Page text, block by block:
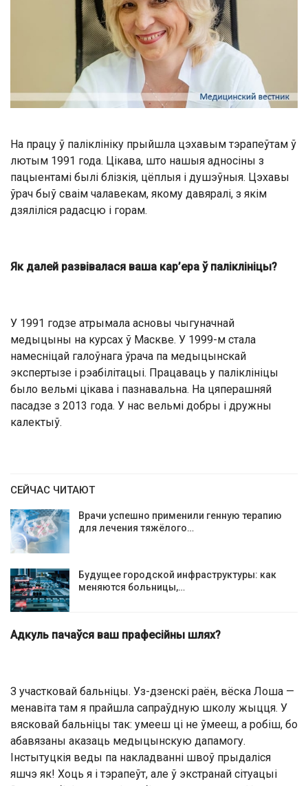
На працу ў паліклініку прыйшла цэхавым тэрапеўтам ў
лютым 1991 года. Цікава, што нашыя адносіны з
пацыентамі былі блізкія, цёплыя і душэўныя. Цэхавы
ўрач быў сваім чалавекам, якому давяралі, з якім
дзяліліся радасцю і горам.
Як далей развівалася ваша кар’ера ў паліклініцы?
У 1991 годзе атрымала асновы чыгуначнай
медыцыны на курсах ў Маскве. У 1999-м стала
намесніцай галоўнага ўрача па медыцынскай
экспертызе і рэабілітацыі. Працаваць у паліклініцы
было вельмі цікава і пазнавальна. На цяперашняй
пасадзе з 2013 года. У нас вельмі добры і дружны
калектыў.
СЕЙЧАС ЧИТАЮТ
Врачи успешно применили генную терапию
для лечения тяжёлого…
Будущее городской инфраструктуры: как
меняются больницы,…
Адкуль пачаўся ваш прафесійны шлях?
З участковай бальніцы. Уз-дзенскі раён, вёска Лоша —
менавіта там я прайшла сапраўдную школу жыцця. У
вясковай бальніцы так: умееш ці не ўмееш, а робіш, бо
абавязаны аказаць медыцынскую дапамогу.
Інстытуцкія веды па накладванні швоў прыдаліся
яшчэ як! Хоць я і тэрапеўт, але ў экстранай сітуацыі